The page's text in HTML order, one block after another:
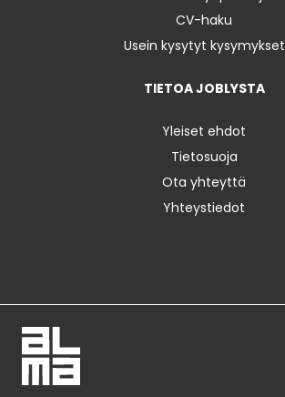
CV-haku
Usein kysytyt kysymykset
TIETOA JOBLYSTA
Yleiset ehdot
Tietosuoja
Ota yhteyttä
Yhteystiedot